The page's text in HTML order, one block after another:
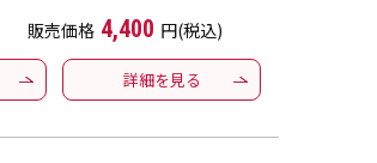
販売価格 4,400 円(税込)
詳細を見る